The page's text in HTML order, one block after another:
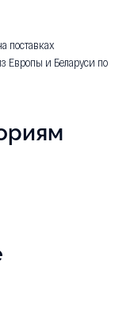
поставках
Европы и Беларуси по